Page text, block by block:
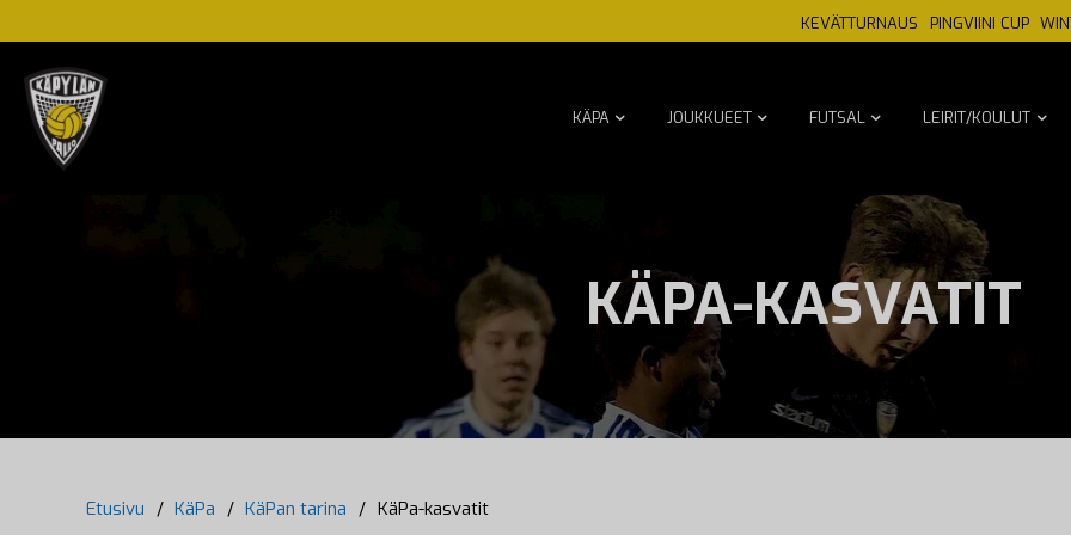
KEVÄTTURNAUS PINGVIINI CUP
KÄPA JOUKKUEET FUTSAL LEIRIT/KOULUT
KÄPA-KASVATIT
Etusivu / KäPa / KäPan tarina / KäPa-kasvatit